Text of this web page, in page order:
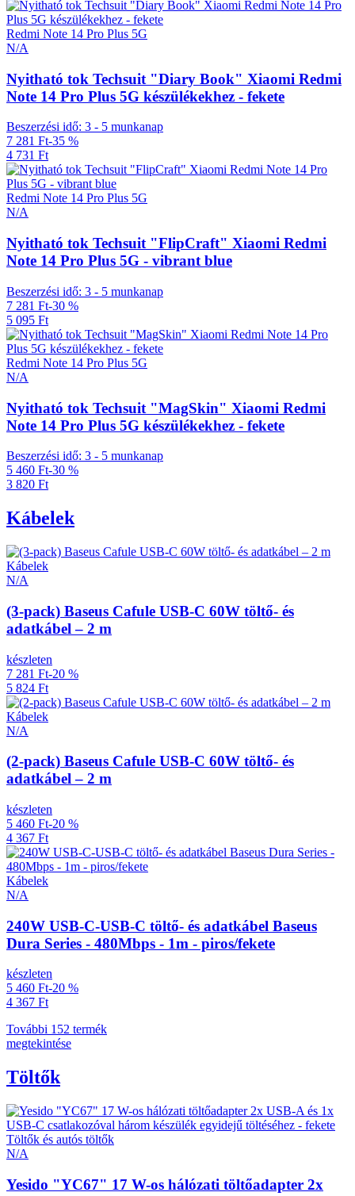
Redmi Note 14 Pro Plus 5G
N/A
Nyitható tok Techsuit "Diary Book" Xiaomi Redmi
Note 14 Pro Plus 5G készülékekhez - fekete
Beszerzési idő: 3 - 5 munkanap
7 281 Ft-35 %
4 731 Ft
Redmi Note 14 Pro Plus 5G
N/A
Nyitható tok Techsuit "FlipCraft" Xiaomi Redmi
Note 14 Pro Plus 5G - vibrant blue
Beszerzési idő: 3 - 5 munkanap
7 281 Ft-30 %
5 095 Ft
Redmi Note 14 Pro Plus 5G
N/A
Nyitható tok Techsuit "MagSkin" Xiaomi Redmi
Note 14 Pro Plus 5G készülékekhez - fekete
Beszerzési idő: 3 - 5 munkanap
5 460 Ft-30 %
3 820 Ft
Kábelek
Kábelek
N/A
(3-pack) Baseus Cafule USB-C 60W töltő- és
adatkábel – 2 m
készleten
7 281 Ft-20 %
5 824 Ft
Kábelek
N/A
(2-pack) Baseus Cafule USB-C 60W töltő- és
adatkábel – 2 m
készleten
5 460 Ft-20 %
4 367 Ft
Kábelek
N/A
240W USB-C-USB-C töltő- és adatkábel Baseus
Dura Series - 480Mbps - 1m - piros/fekete
készleten
5 460 Ft-20 %
4 367 Ft
További 152 termék
megtekintése
Töltők
Töltők és autós töltők
N/A
Yesido "YC67" 17 W-os hálózati töltőadapter 2x